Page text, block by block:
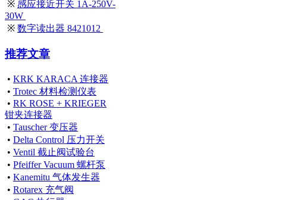
※ 感应接近开关 1A-250V-
30W
※ 数字读出器 8421012
推荐文章
• KRK KARACA 连接器
• Trotec 材料检测仪表
• RK ROSE + KRIEGER
钳夹连接器
• Tauscher 变压器
• Delta Control 压力开关
• Ventil 截止阀试验台
• Pfeiffer Vacuum 螺杆泵
• Kanemitu 气体发生器
• Rotarex 充气阀